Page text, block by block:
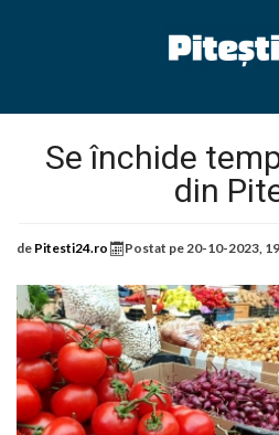
Se închide
din
de Pitesti24.ro Postat pe20-10-2023,